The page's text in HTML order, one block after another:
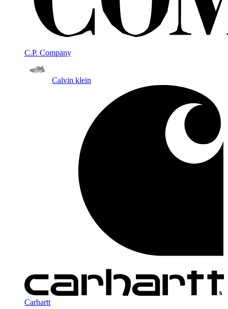
C.P. Company
Calvin klein
Carhartt